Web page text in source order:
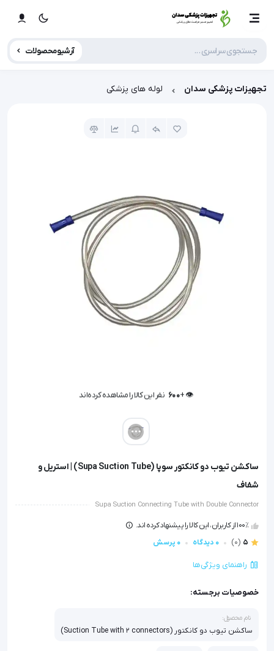
آرشیو محصولات
تجهیزات پزشکی سدان لوله های پزشکی
👁️ +
600 نفر این کالا را مشاهده کرده‌اند
ساکشن تیوب دو کانکتور سوپا (Supa Suction Tube) | استریل و
شفاف
Supa Suction Connecting Tube with Double Connector
100٪ از کاربران، این کالا را پیشنهاد کرده اند.
5
(0) 0 دیدگاه 0 پرسش
راهنمای ویژگی‌ها
خصوصیات برجسته:
نام محصول:
ساکشن تیوب دو کانکتور (Suction Tube with 2 connectors)